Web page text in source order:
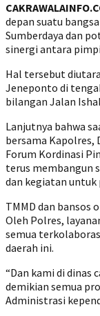
depan suatu
Sumberdaya dan
sinergi antara
Hal tersebut
Jeneponto di
bilangan Jalan
Lanjutnya bahwa
bersama Kapolres,
Forum Kordinasi
terus membangun
dan kegiatan untuk
TMMD dan bansos
Oleh Polres,
semua
daerah ini.
“Dan kami di dinas
demikian semua
Administrasi